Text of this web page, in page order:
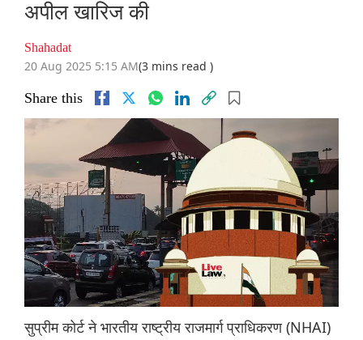
अपील खारिज की
Shahadat
20 Aug 2025 5:15 AM(3 mins read )
Share this
सुप्रीम कोर्ट ने भारतीय राष्ट्रीय राजमार्ग प्राधिकरण (NHAI)